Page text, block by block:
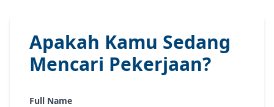
Apakah Kamu Sedang
Mencari Pekerjaan?
Full Name